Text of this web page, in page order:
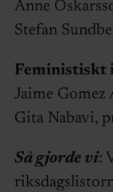
Anne
Stefan
Feministiskt
Jaime Gomez
Gita Nabavi,
Så gjorde vi: